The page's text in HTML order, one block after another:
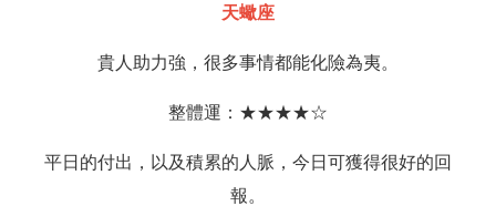
天蠍座
貴人助力強，很多事情都能化險為夷。
整體運：★★★★☆
平日的付出，以及積累的人脈，今日可獲得很好的回
報。